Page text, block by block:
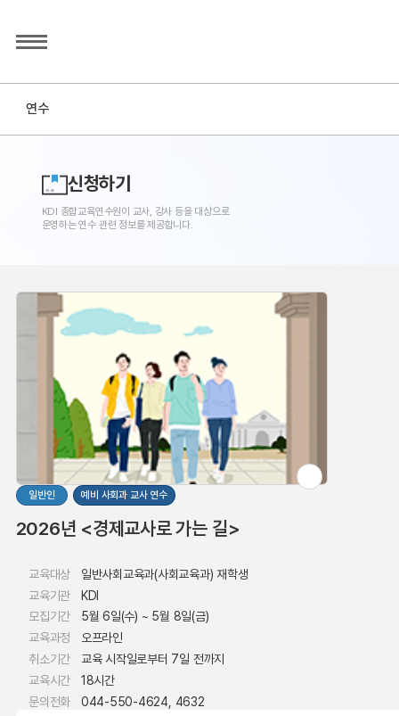
신청하기
KDI 종합교육연수원이 교사, 강사 등을 대상으로
운영하는 연수 관련 정보를 제공합니다.
연수
일반인 예비 사회과 교사 연수
2026년 <경제교사로 가는 길>
교육대상
일반사회교육과(사회교육과) 재학생
교육기관
KDI
모집기간
5월 6일(수) ~ 5월 8일(금)
교육과정
오프라인
취소기간
교육 시작일로부터 7일 전까지
교육시간
18시간
문의전화
044-550-4624, 4632